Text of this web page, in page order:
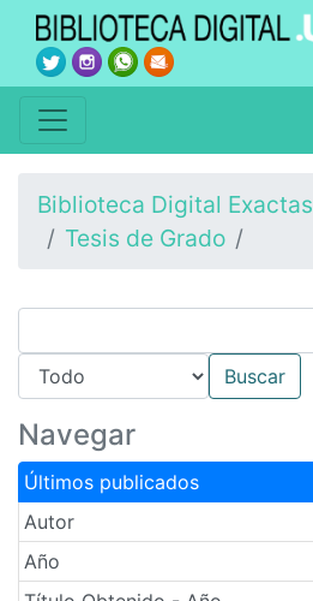
Biblioteca Digital Exactas
Tesis de Grado
Navegar
Últimos publicados
Autor
Año